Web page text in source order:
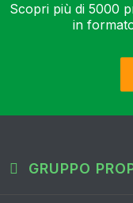
Scopri più di 5000
in
GRUPPO